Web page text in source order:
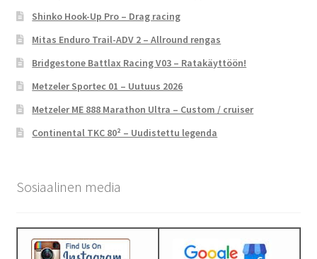
Shinko Hook-Up Pro – Drag racing
Mitas Enduro Trail-ADV 2 – Allround rengas
Bridgestone Battlax Racing V03 – Ratakäyttöön!
Metzeler Sportec 01 – Uutuus 2026
Metzeler ME 888 Marathon Ultra – Custom / cruiser
Continental TKC 80² – Uudistettu legenda
Sosiaalinen media